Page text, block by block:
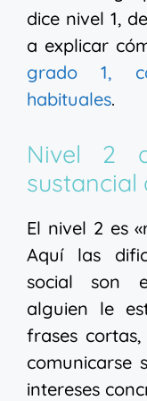
dice nivel 1,
a explicar
grado 1,
habituales.
Nivel 2
sustancial
El nivel 2 es
Aquí las
social son
alguien le
frases
comunicarse
intereses